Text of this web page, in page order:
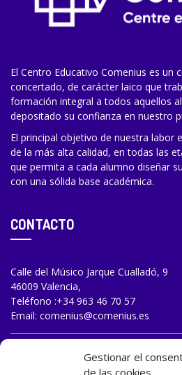
Gestionar el
de las cookies
El Centro Educativo Comenius es un
concertado, de carácter laico que
formación integral a todos aquellos
depositado su confianza en nuestro
El principal objetivo de nuestra labor
de la más alta calidad, en todas las
que permita a cada alumno diseñar
con una sólida base académica.
CONTACTO
Calle del Músico Jarque Cualladó, 9
46009 Valencia,
Teléfono :+34 963 46 70 57
Email: comenius@comenius.es